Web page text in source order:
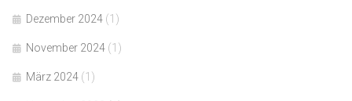
Dezember 2024 (1)
November 2024 (1)
März 2024 (1)